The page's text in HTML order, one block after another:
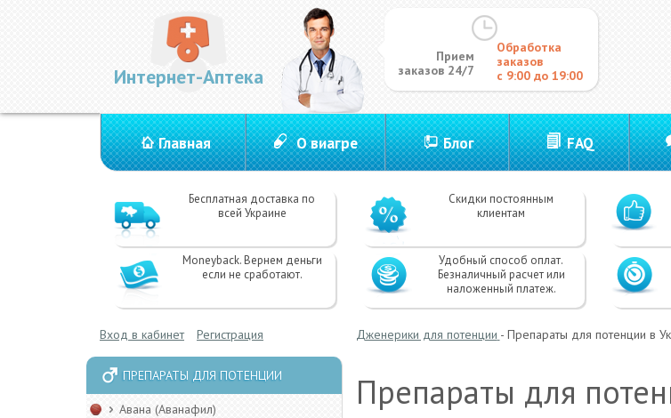
Интернет-Аптека
Прием
заказов 24/7
Обработка
заказов
с 9:00 до 19:00
Главная О виагре Блог FAQ
Бесплатная доставка по
всей Украине
Скидки постоянным
клиентам
Moneyback. Вернем деньги
если не сработают.
Удобный способ оплат.
Безналичный расчет или
наложенный платеж.
Вход в кабинет Регистрация Дженерики для потенции - Препараты для потенции в
ПРЕПАРАТЫ ДЛЯ ПОТЕНЦИИ
Авана (Аванафил)
Препараты для